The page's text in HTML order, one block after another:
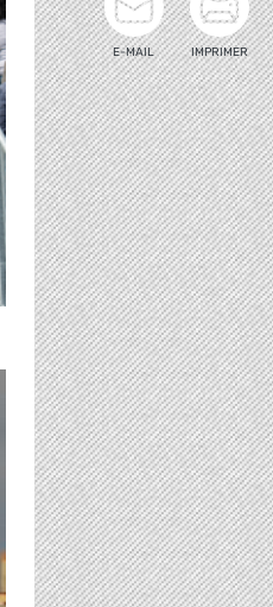
E-MAIL IMPRIMER